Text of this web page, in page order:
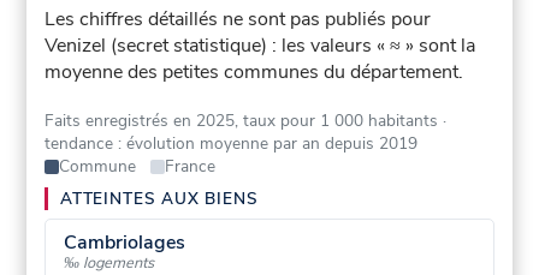
Les chiffres détaillés ne sont pas publiés pour
Venizel (secret statistique) : les valeurs « ≈ » sont la
moyenne des petites communes du département.
Faits enregistrés en 2025, taux pour 1 000 habitants ·
tendance : évolution moyenne par an depuis 2019
Commune
France
ATTEINTES AUX BIENS
Cambriolages
‰ logements